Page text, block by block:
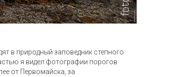
в природный заповедник степного
я видел фотографии порогов
от Первомайска, за